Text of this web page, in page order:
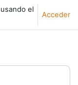
el
Acceder